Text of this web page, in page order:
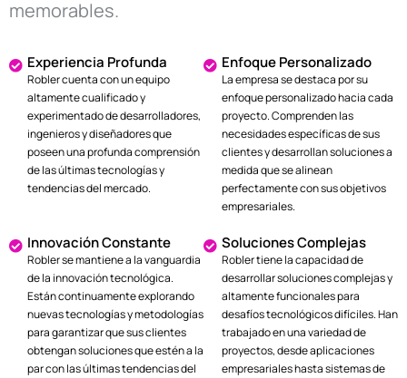
memorables.
Experiencia Profunda
Robler cuenta con un equipo
altamente cualificado y
experimentado de desarrolladores,
ingenieros y diseñadores que
poseen una profunda comprensión
de las últimas tecnologías y
tendencias del mercado.
Enfoque Personalizado
La empresa se destaca por su
enfoque personalizado hacia cada
proyecto. Comprenden las
necesidades específicas de sus
clientes y desarrollan soluciones a
medida que se alinean
perfectamente con sus objetivos
empresariales.
Innovación Constante
Robler se mantiene a la vanguardia
de la innovación tecnológica.
Están continuamente explorando
nuevas tecnologías y metodologías
para garantizar que sus clientes
obtengan soluciones que estén a la
par con las últimas tendencias del
Soluciones Complejas
Robler tiene la capacidad de
desarrollar soluciones complejas y
altamente funcionales para
desafíos tecnológicos difíciles. Han
trabajado en una variedad de
proyectos, desde aplicaciones
empresariales hasta sistemas de